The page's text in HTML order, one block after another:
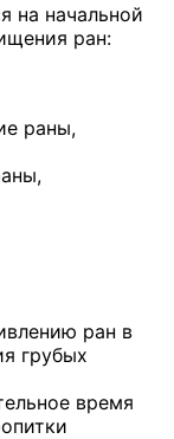
на начальной
ран:
раны,
ран в
грубых
время